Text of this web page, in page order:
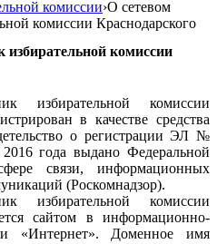
комиссии›О сетевом
комиссии Краснодарского
избирательной комиссии
избирательной комиссии
в качестве средства
о регистрации ЭЛ №
года выдано Федеральной
связи, информационных
(Роскомнадзор).
избирательной комиссии
сайтом в информационно-
«Интернет». Доменное имя